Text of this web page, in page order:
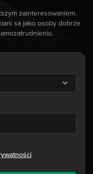
zainteresowaniem.
sa jako osoby dobrze